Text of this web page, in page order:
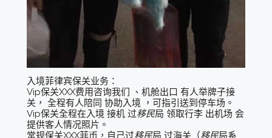
入境菲律宾保关业务：
Vip保关XXX费用咨询我们 、机舱出口 有人举牌子接
关， 全程有人陪同 协助入境 ，可指引送到停车场。
Vip保关全程在入境 接机 过移民局 领取行李 出机场 会
提供客人情况照片。
常规保关XXX菲币，自己过移民局 过海关（移民局系